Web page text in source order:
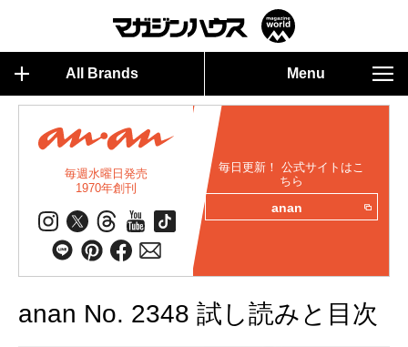
All Brands Menu
毎週水曜日発売
1970年創刊
毎日更新！ 公式サイトはこ
ちら
anan
anan No. 2348 試し読みと目次